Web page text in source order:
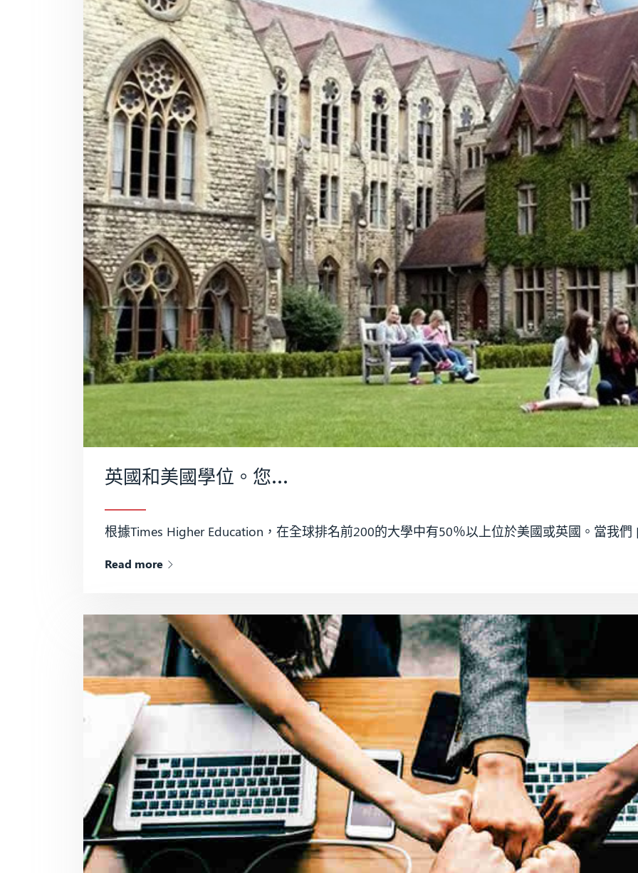
英國和美國學位。您應該選擇哪一個？
根據Times Higher Education，在全球排名前200的大學中有50％以上位於美國或英國。當我
Read more